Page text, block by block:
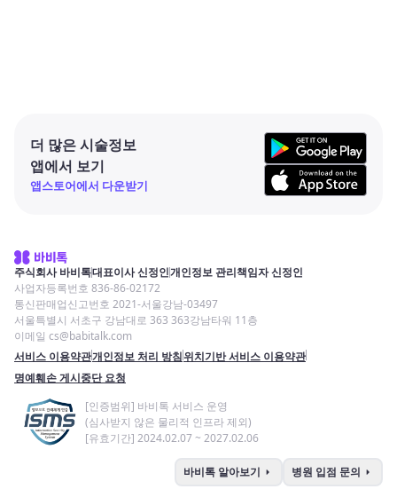
더 많은 시술정보
앱에서 보기
앱스토어에서 다운받기
주식회사 바비톡대표이사 신정인개인정보 관리책임자 신정인
사업자등록번호 836-86-02172
통신판매업신고번호 2021-서울강남-03497
서울특별시 서초구 강남대로 363 363강남타워 11층
이메일 cs@babitalk.com
서비스 이용약관개인정보 처리 방침위치기반 서비스 이용약관
명예훼손 게시중단 요청
[인증범위] 바비톡 서비스 운영
(심사받지 않은 물리적 인프라 제외)
[유효기간] 2024.02.07 ~ 2027.02.06
바비톡 알아보기 arrow_right 병원 입점 문의 arrow_right